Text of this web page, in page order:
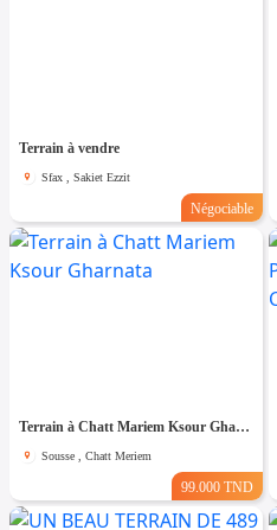
Terrain à vendre
Sfax , Sakiet Ezzit
Négociable
Terrain à Chatt Mariem Ksour Gharnata
Sousse , Chatt Meriem
99.000 TND